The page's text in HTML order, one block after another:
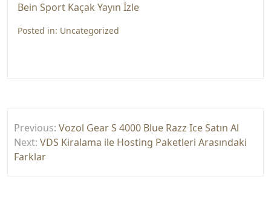
Bein Sport Kaçak Yayın İzle
Posted in: Uncategorized
gezinmesi
Previous: Vozol Gear S 4000 Blue Razz Ice Satın Al
Next: VDS Kiralama ile Hosting Paketleri Arasındaki
Farklar